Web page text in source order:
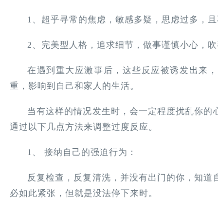
1、超乎寻常的焦虑，敏感多疑，思虑过多，
2、完美型人格，追求细节，做事谨慎小心，
在遇到重大应激事后，这些反应被诱发出来
重，影响到自己和家人的生活。
当有这样的情况发生时，会一定程度扰乱你
通过以下几点方法来调整过度反应。
1、 接纳自己的强迫行为：
反复检查，反复清洗，并没有出门的你，知
必如此紧张，但就是没法停下来时。